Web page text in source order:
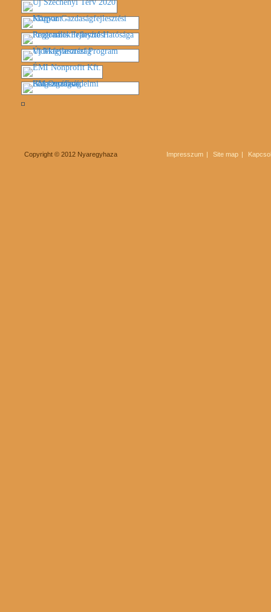
Copyright © 2012 Nyaregyhaza Impresszum Site map